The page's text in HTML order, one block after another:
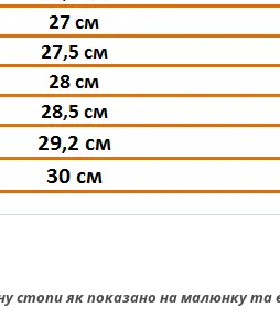
як показано на малюнку та